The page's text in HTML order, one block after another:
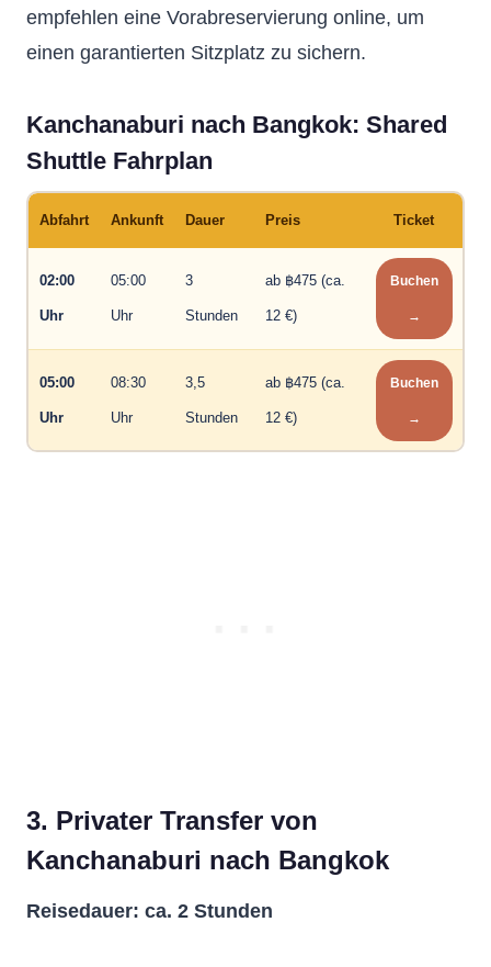
empfehlen eine Vorabreservierung online, um
einen garantierten Sitzplatz zu sichern.
Kanchanaburi nach Bangkok: Shared
Shuttle Fahrplan
Abfahrt Ankunft Dauer Preis Ticket
02:00
Uhr
05:00
Uhr
3
Stunden
ab ฿475 (ca.
12 €)
Buchen
→
05:00
Uhr
08:30
Uhr
3,5
Stunden
ab ฿475 (ca.
12 €)
Buchen
→
3. Privater Transfer von
Kanchanaburi nach Bangkok
Reisedauer: ca. 2 Stunden